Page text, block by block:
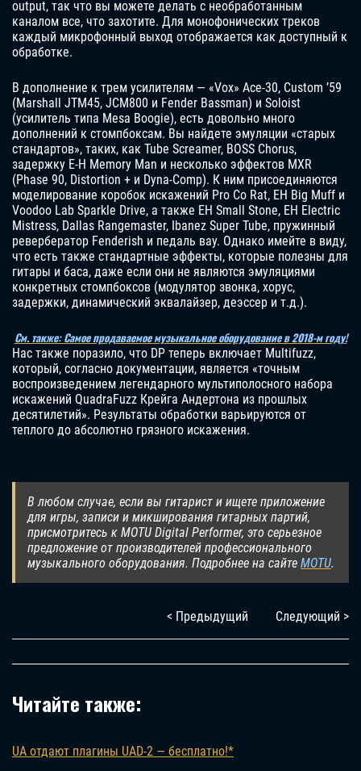
output, так что вы можете делать с необработанным
каналом все, что захотите. Для монофонических треков
каждый микрофонный выход отображается как доступный к
обработке.
В дополнение к трем усилителям — «Vox» Ace-30, Custom ’59
(Marshall JTM45, JCM800 и Fender Bassman) и Soloist
(усилитель типа Mesa Boogie), есть довольно много
дополнений к стомпбоксам. Вы найдете эмуляции «старых
стандартов», таких, как Tube Screamer, BOSS Chorus,
задержку E-H Memory Man и несколько эффектов MXR
(Phase 90, Distortion + и Dyna-Comp). К ним присоединяются
моделирование коробок искажений Pro Co Rat, EH Big Muff и
Voodoo Lab Sparkle Drive, а также EH Small Stone, EH Electric
Mistress, Dallas Rangemaster, Ibanez Super Tube, пружинный
ревербератор Fenderish и педаль вау. Однако имейте в виду,
что есть также стандартные эффекты, которые полезны для
гитары и баса, даже если они не являются эмуляциями
конкретных стомпбоксов (модулятор звонка, хорус,
задержки, динамический эквалайзер, деэссер и т.д.).
См. также: Самое продаваемое музыкальное оборудование в 2018-м году!
Нас также поразило, что DP теперь включает Multifuzz,
который, согласно документации, является «точным
воспроизведением легендарного мультиполосного набора
искажений QuadraFuzz Крейга Андертона из прошлых
десятилетий». Результаты обработки варьируются от
теплого до абсолютно грязного искажения.
В любом случае, если вы гитарист и ищете приложение
для игры, записи и микширования гитарных партий,
присмотритесь к MOTU Digital Performer, это серьезное
предложение от производителей профессионального
музыкального оборудования. Подробнее на сайте MOTU.
< Предыдущий Следующий >
Читайте также:
UA отдают плагины UAD-2 — бесплатно!*